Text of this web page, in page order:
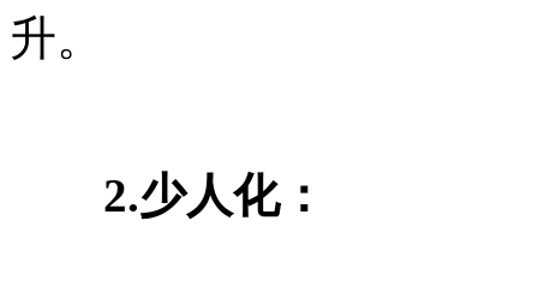
升。
2.少人化：